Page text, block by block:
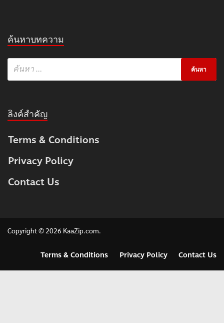
ค้นหาบทความ
ลิงค์สำคัญ
Terms & Conditions
Privacy Policy
Contact Us
Copyright © 2026 KaaZip.com.
Terms & Conditions Privacy Policy Contact Us